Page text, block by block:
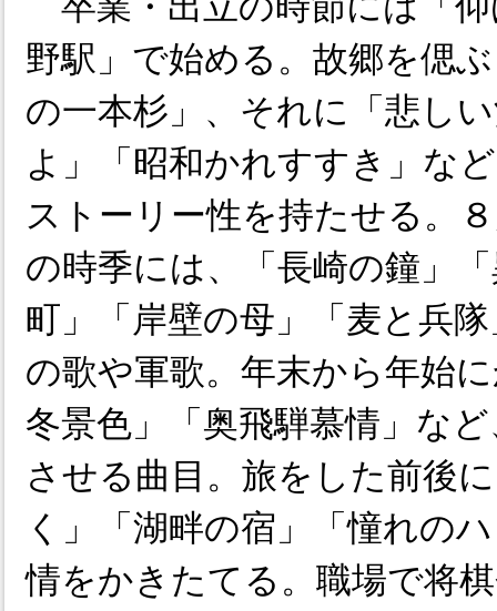
野駅」で始める。故郷を偲
の一本杉」、それに「悲し
よ」「昭和かれすすき」な
ストーリー性を持たせる。
の時季には、「長崎の鐘」
町」「岸壁の母」「麦と兵
の歌や軍歌。年末から年始
冬景色」「奥飛騨慕情」な
させる曲目。旅をした前後
く」「湖畔の宿」「憧れの
情をかきたてる。職場で将